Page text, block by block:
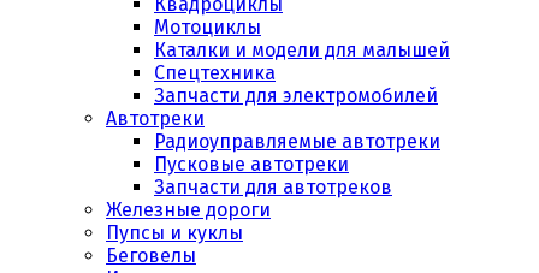
Мотоциклы
Каталки и модели для малышей
Спецтехника
Запчасти для электромобилей
Автотреки
Радиоуправляемые автотреки
Пусковые автотреки
Запчасти для автотреков
Железные дороги
Пупсы и куклы
Беговелы